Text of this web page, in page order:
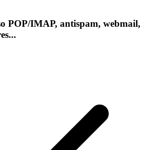
POP/IMAP, antispam, webmail,